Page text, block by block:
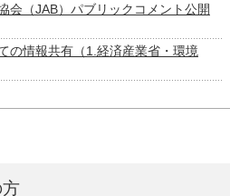
会（JAB）パブリックコメント公開
の情報共有（1.経済産業省・環境